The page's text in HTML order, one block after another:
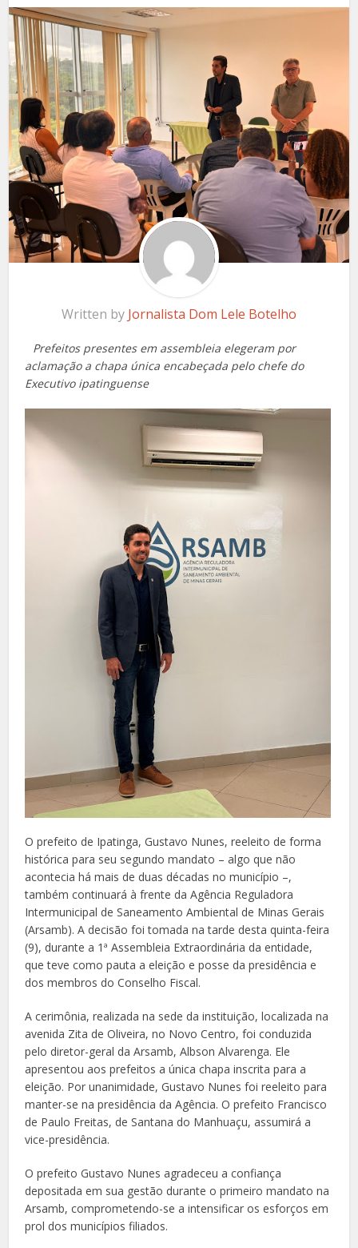
Written by Jornalista Dom Lele Botelho
Prefeitos presentes em assembleia elegeram por
aclamação a chapa única encabeçada pelo chefe do
Executivo ipatinguense
O prefeito de Ipatinga, Gustavo Nunes, reeleito de forma
histórica para seu segundo mandato – algo que não
acontecia há mais de duas décadas no município –,
também continuará à frente da Agência Reguladora
Intermunicipal de Saneamento Ambiental de Minas Gerais
(Arsamb). A decisão foi tomada na tarde desta quinta-feira
(9), durante a 1ª Assembleia Extraordinária da entidade,
que teve como pauta a eleição e posse da presidência e
dos membros do Conselho Fiscal.
A cerimônia, realizada na sede da instituição, localizada na
avenida Zita de Oliveira, no Novo Centro, foi conduzida
pelo diretor-geral da Arsamb, Albson Alvarenga. Ele
apresentou aos prefeitos a única chapa inscrita para a
eleição. Por unanimidade, Gustavo Nunes foi reeleito para
manter-se na presidência da Agência. O prefeito Francisco
de Paulo Freitas, de Santana do Manhuaçu, assumirá a
vice-presidência.
O prefeito Gustavo Nunes agradeceu a confiança
depositada em sua gestão durante o primeiro mandato na
Arsamb, comprometendo-se a intensificar os esforços em
prol dos municípios filiados.